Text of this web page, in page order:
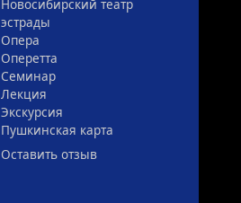
Новосибирский театр
эстрады
Опера
Оперетта
Семинар
Лекция
Экскурсия
Пушкинская карта
Оставить отзыв